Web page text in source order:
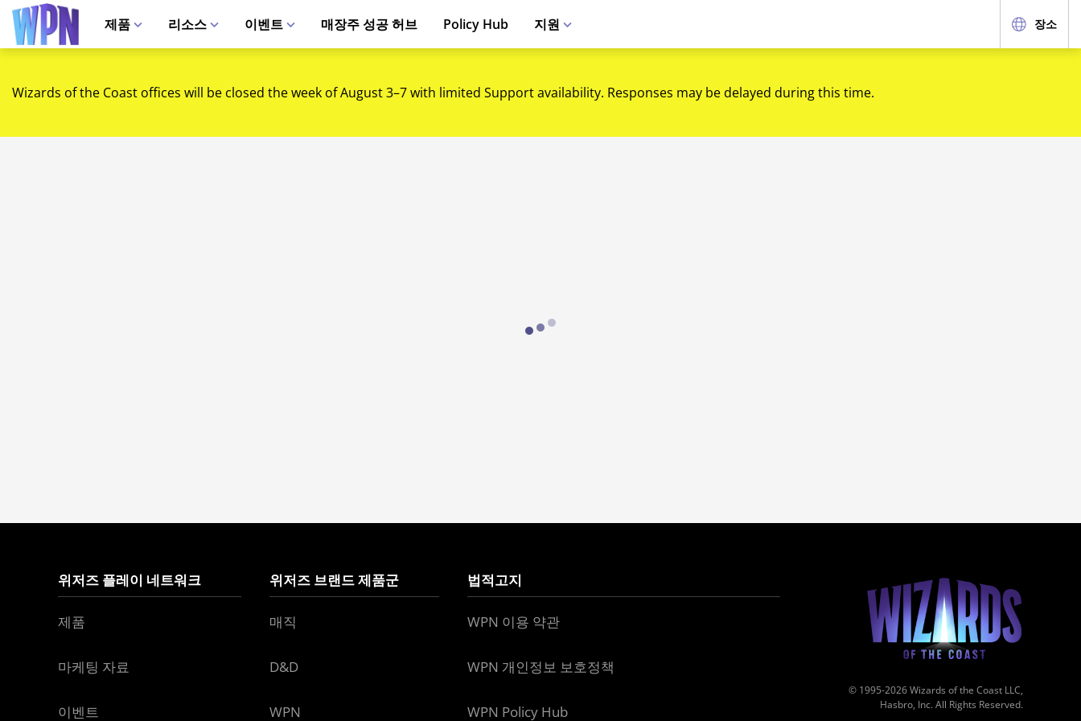
제품 리소스 이벤트 매장주 성공 허브 Policy Hub 지원 장소
Wizards of the Coast offices will be closed the week of August 3–7 with limited Support availability. Responses may be delayed during this time.
Loading...
위저즈 플레이 네트워크
제품
마케팅 자료
이벤트
위저즈 브랜드 제품군
매직
D&D
WPN
법적고지
WPN 이용 약관
WPN 개인정보 보호정책
WPN Policy Hub
© 1995-2026 Wizards of the Coast LLC,
Hasbro, Inc. All Rights Reserved.